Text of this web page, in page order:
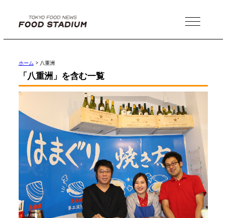
MENU
ホーム > 八重洲
「八重洲」を含む一覧